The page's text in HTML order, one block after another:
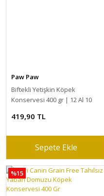
Paw Paw
Biftekli Yetişkin Köpek
Konservesi 400 gr | 12 Al 10
419,90 TL
Sepete Ekle
%15